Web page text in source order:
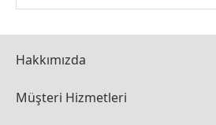
Hakkımızda
Müşteri Hizmetleri